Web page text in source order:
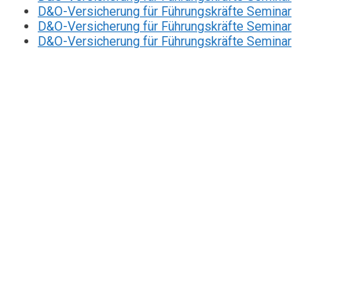
D&O-Versicherung für Führungskräfte Seminar
D&O-Versicherung für Führungskräfte Seminar
D&O-Versicherung für Führungskräfte Seminar